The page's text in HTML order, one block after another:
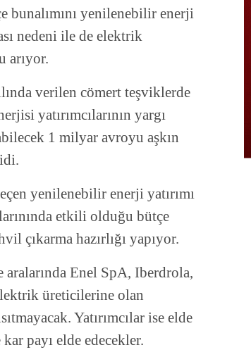
bunalımını yenilenebilir enerji
nedeni ile de elektrik
arıyor.
verilen cömert teşviklerde
yatırımcılarının yargı
1 milyar avroyu aşkın
yenilenebilir enerji yatırımı
etkili olduğu bütçe
çıkarma hazırlığı yapıyor.
Enel SpA, Iberdrola,
üreticilerine olan
Yatırımcılar ise elde
payı elde edecekler.